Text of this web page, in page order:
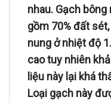
nhau. Gạch
gồm 70% đất
nung ở nhiệt độ
cao tuy nhiên
liệu này lại khá
Loại gạch này